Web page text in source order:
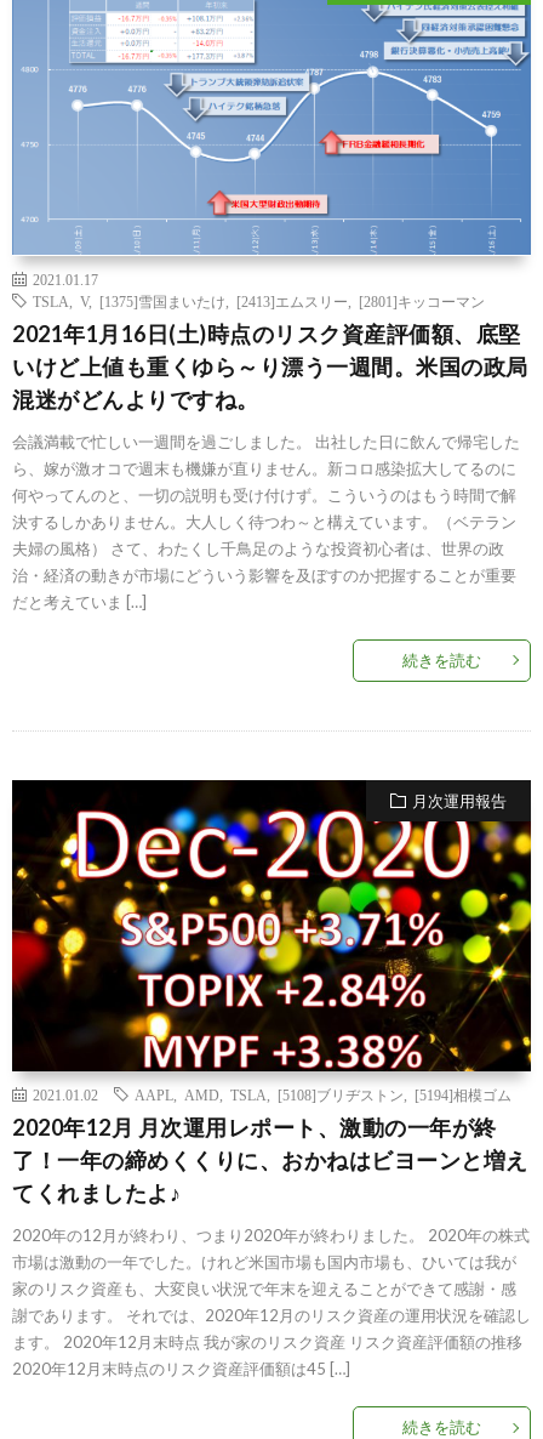
2021.01.17
TSLA
V, [1375]雪国まいたけ [2413]エムスリー [2801]キッコーマン
2021年1月16日(土)時点のリスク資産評価額、底堅
いけど上値も重くゆら～り漂う一週間。米国の政局
混迷がどんよりですね。
会議満載で忙しい一週間を過ごしました。 出社した日に飲んで帰宅した
ら、嫁が激オコで週末も機嫌が直りません。新コロ感染拡大してるのに
何やってんのと、一切の説明も受け付けず。こういうのはもう時間で解
決するしかありません。大人しく待つわ～と構えています。（ベテラン
夫婦の風格） さて、わたくし千鳥足のような投資初心者は、世界の政
治・経済の動きが市場にどういう影響を及ぼすのか把握することが重要
だと考えていま […]
続きを読む
月次運用報告
2021.01.02 AAPL AMD TSLA [5108]ブリヂストン [5194]相模ゴム
2020年12月 月次運用レポート、激動の一年が終
了！一年の締めくくりに、おかねはビヨーンと増え
てくれましたよ♪
2020年の12月が終わり、つまり2020年が終わりました。 2020年の株式
市場は激動の一年でした。けれど米国市場も国内市場も、ひいては我が
家のリスク資産も、大変良い状況で年末を迎えることができて感謝・感
謝であります。 それでは、2020年12月のリスク資産の運用状況を確認し
ます。 2020年12月末時点 我が家のリスク資産 リスク資産評価額の推移
2020年12月末時点のリスク資産評価額は45 […]
続きを読む